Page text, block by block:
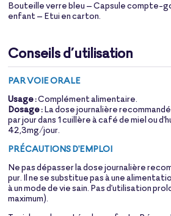
Bouteille verre bleu – Capsule compte-
enfant – Etui en carton.
Conseils d’utilisation
PAR VOIE ORALE
Usage :Complément alimentaire.
Dosage :La dose journalière
par jour dans 1 cuillère à café de miel ou
42,3mg/jour.
PRÉCAUTIONS D'EMPLOI
Ne pas dépasser la dose journalière
pur. Il ne se substitue pas à une
à un mode de vie sain. Pas d'utilisation
maximum).